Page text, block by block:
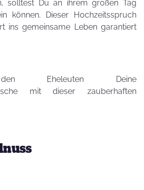
solltest Du an ihrem großen Tag
können. Dieser Hochzeitsspruch
ins gemeinsame Leben garantiert
Eheleuten Deine
mit dieser zauberhaften